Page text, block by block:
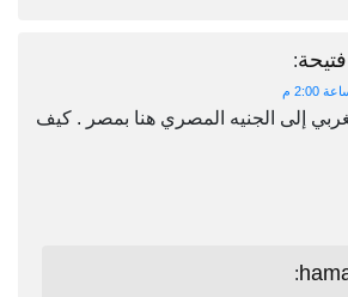
:
إلى الجنيه المصري هنا بمصر . كيف
: